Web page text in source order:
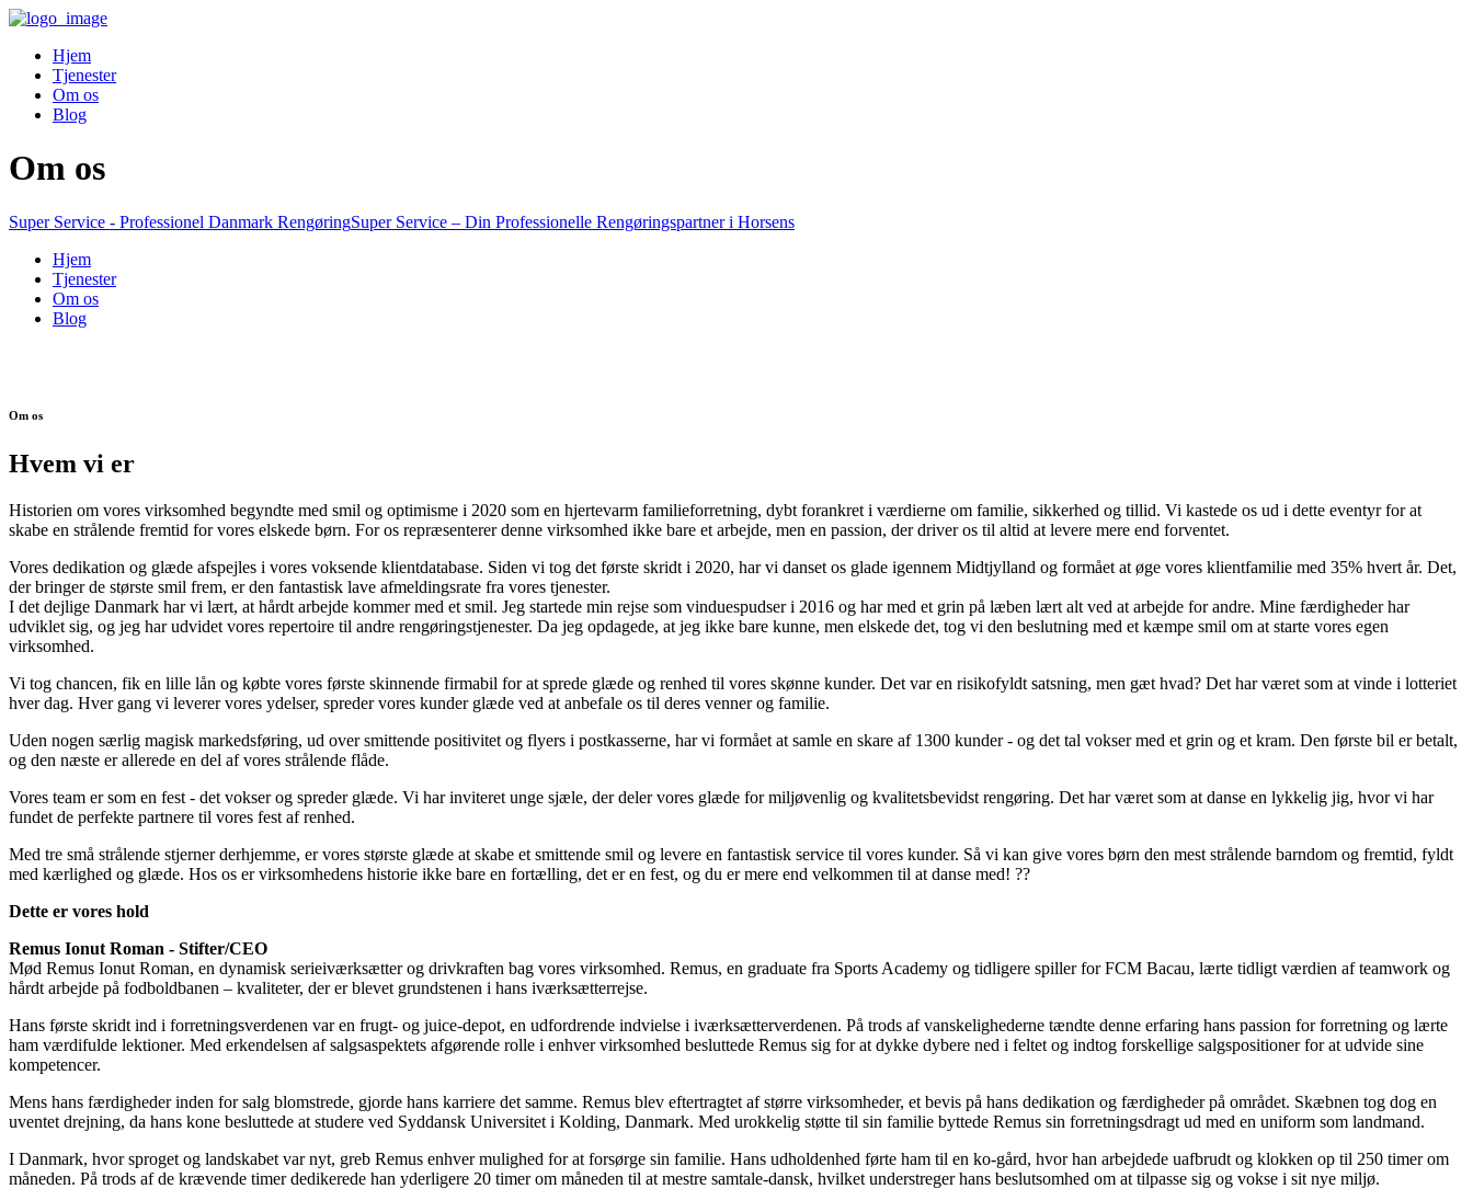
Hjem
Tjenester
Om os
Blog
Om os
Super Service - Professionel Danmark RengøringSuper Service – Din Professionelle Rengøringspartner i Horsens
Hjem
Tjenester
Om os
Blog
Om os
Hvem vi er
Historien om vores virksomhed begyndte med smil og optimisme i 2020 som en hjertevarm familieforretning, dybt forankret i værdierne om familie, sikkerhed og tillid. Vi kastede os ud i dette eventyr for at
skabe en strålende fremtid for vores elskede børn. For os repræsenterer denne virksomhed ikke bare et arbejde, men en passion, der driver os til altid at levere mere end forventet.
Vores dedikation og glæde afspejles i vores voksende klientdatabase. Siden vi tog det første skridt i 2020, har vi danset os glade igennem Midtjylland og formået at øge vores klientfamilie med 35% hvert år. Det,
der bringer de største smil frem, er den fantastisk lave afmeldingsrate fra vores tjenester.
I det dejlige Danmark har vi lært, at hårdt arbejde kommer med et smil. Jeg startede min rejse som vinduespudser i 2016 og har med et grin på læben lært alt ved at arbejde for andre. Mine færdigheder har
udviklet sig, og jeg har udvidet vores repertoire til andre rengøringstjenester. Da jeg opdagede, at jeg ikke bare kunne, men elskede det, tog vi den beslutning med et kæmpe smil om at starte vores egen
virksomhed.
Vi tog chancen, fik en lille lån og købte vores første skinnende firmabil for at sprede glæde og renhed til vores skønne kunder. Det var en risikofyldt satsning, men gæt hvad? Det har været som at vinde i lotteriet
hver dag. Hver gang vi leverer vores ydelser, spreder vores kunder glæde ved at anbefale os til deres venner og familie.
Uden nogen særlig magisk markedsføring, ud over smittende positivitet og flyers i postkasserne, har vi formået at samle en skare af 1300 kunder - og det tal vokser med et grin og et kram. Den første bil er betalt,
og den næste er allerede en del af vores strålende flåde.
Vores team er som en fest - det vokser og spreder glæde. Vi har inviteret unge sjæle, der deler vores glæde for miljøvenlig og kvalitetsbevidst rengøring. Det har været som at danse en lykkelig jig, hvor vi har
fundet de perfekte partnere til vores fest af renhed.
Med tre små strålende stjerner derhjemme, er vores største glæde at skabe et smittende smil og levere en fantastisk service til vores kunder. Så vi kan give vores børn den mest strålende barndom og fremtid, fyldt
med kærlighed og glæde. Hos os er virksomhedens historie ikke bare en fortælling, det er en fest, og du er mere end velkommen til at danse med! ??
Dette er vores hold
Remus Ionut Roman - Stifter/CEO
Mød Remus Ionut Roman, en dynamisk serieiværksætter og drivkraften bag vores virksomhed. Remus, en graduate fra Sports Academy og tidligere spiller for FCM Bacau, lærte tidligt værdien af teamwork og
hårdt arbejde på fodboldbanen – kvaliteter, der er blevet grundstenen i hans iværksætterrejse.
Hans første skridt ind i forretningsverdenen var en frugt- og juice-depot, en udfordrende indvielse i iværksætterverdenen. På trods af vanskelighederne tændte denne erfaring hans passion for forretning og lærte
ham værdifulde lektioner. Med erkendelsen af salgsaspektets afgørende rolle i enhver virksomhed besluttede Remus sig for at dykke dybere ned i feltet og indtog forskellige salgspositioner for at udvide sine
kompetencer.
Mens hans færdigheder inden for salg blomstrede, gjorde hans karriere det samme. Remus blev eftertragtet af større virksomheder, et bevis på hans dedikation og færdigheder på området. Skæbnen tog dog en
uventet drejning, da hans kone besluttede at studere ved Syddansk Universitet i Kolding, Danmark. Med urokkelig støtte til sin familie byttede Remus sin forretningsdragt ud med en uniform som landmand.
I Danmark, hvor sproget og landskabet var nyt, greb Remus enhver mulighed for at forsørge sin familie. Hans udholdenhed førte ham til en ko-gård, hvor han arbejdede uafbrudt og klokken op til 250 timer om
måneden. På trods af de krævende timer dedikerede han yderligere 20 timer om måneden til at mestre samtale-dansk, hvilket understreger hans beslutsomhed om at tilpasse sig og vokse i sit nye miljø.